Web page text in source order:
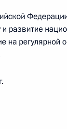
ресурс
развитие
на регулярной